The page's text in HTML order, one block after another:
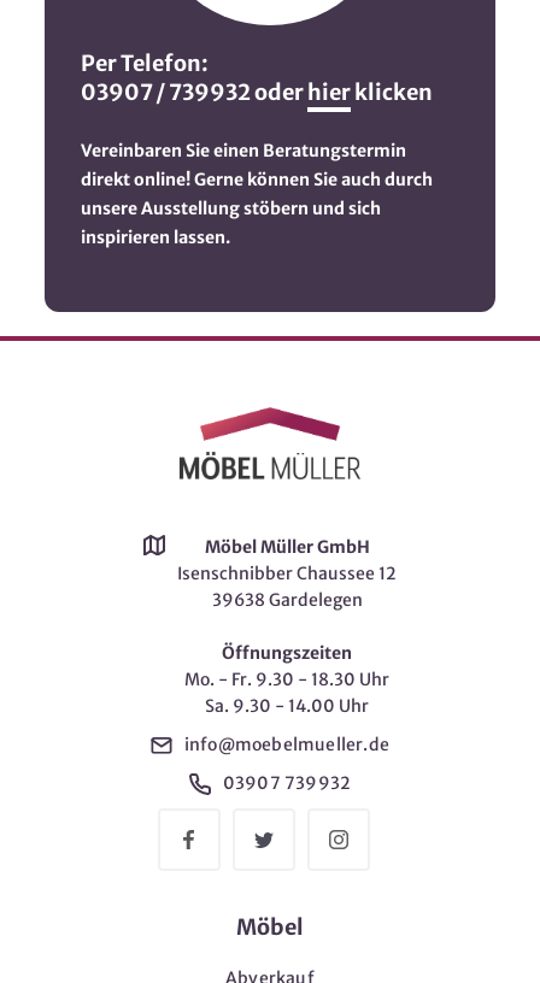
Per Telefon:
03907 / 739932 oderhierklicken
Vereinbaren Sie einen Beratungstermin
direkt online! Gerne können Sie auch durch
unsere Ausstellung stöbern und sich
inspirieren lassen.
Möbel Müller GmbH
Isenschnibber Chaussee 12
39638 Gardelegen
Öffnungszeiten
Mo. - Fr. 9.30 - 18.30 Uhr
Sa. 9.30 - 14.00 Uhr
info@moebelmueller.de
03907 739932
Möbel
Abverkauf